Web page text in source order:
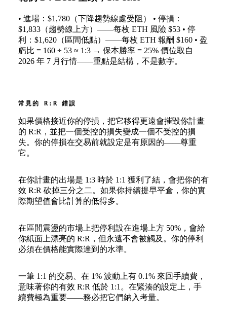
• 進場：$1,780（下降趨勢線處受阻） • 停損：
$1,833（趨勢線上方）——每枚 ETH 風險 $53 • 停
利：$1,620（區間低點）——每枚 ETH 報酬 $160 • 盈
虧比 = 160 ÷ 53 ≈ 1:3 → 保本勝率 = 25% 價位取自
2026 年 7 月行情——重點是結構，不是數字。
常見的 R:R 錯誤
如果價格接近你的停損，把它移得更遠會摧毀你計畫
的 R:R，並把一個受控的損失變成一個不受控的損
失。你的停損在交易前就設定是有原因的——尊重
它。
在你計畫的出場是 1:3 時於 1:1 獲利了結，會把你的有
效 R:R 砍掉三分之二。如果你持續提早平倉，你的實
際期望值會比計算的低得多。
在區間震盪的市場上把停利設在進場上方 50%，會給
你紙面上漂亮的 R:R，但永遠不會被觸及。你的停利
必須在價格能實際達到的水準。
一筆 1:1 的交易、在 1% 波動上有 0.1% 來回手續費，
意味著你的有效 R:R 低於 1:1。在緊湊的設定上，手
續費極為重要——務必把它們納入考量。